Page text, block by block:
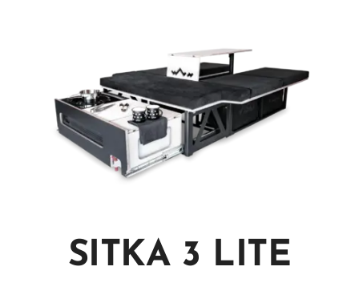
SITKA 3 LITE